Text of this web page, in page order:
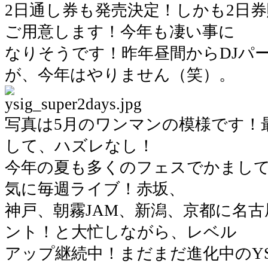
2日通し券も発売決定！しかも2日
ご用意します！今年も凄い事に
なりそうです！昨年昼間からDJパ
が、今年はやりません（笑）。
写真は5月のワンマンの模様です
して、ハズレなし！
今年の夏も多くのフェスでかまし
気に毎週ライブ！赤坂、
神戸、朝霧JAM、新潟、京都に名
ント！と大忙しながら、レベル
アップ継続中！まだまだ進化中の